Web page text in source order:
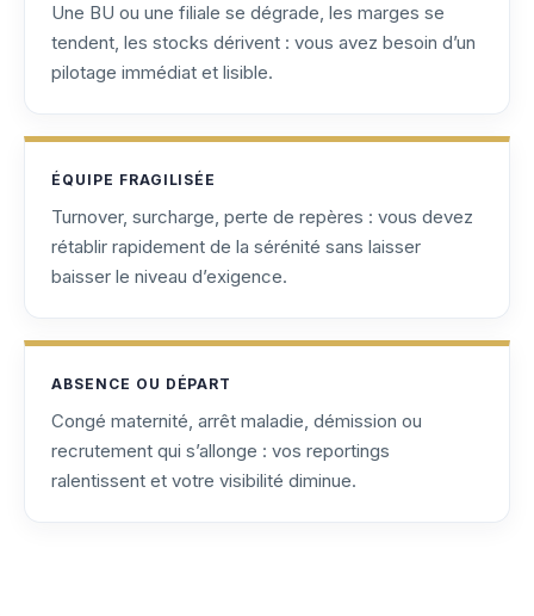
Une BU ou une filiale se dégrade, les marges se
tendent, les stocks dérivent : vous avez besoin d’un
pilotage immédiat et lisible.
ÉQUIPE FRAGILISÉE
Turnover, surcharge, perte de repères : vous devez
rétablir rapidement de la sérénité sans laisser
baisser le niveau d’exigence.
ABSENCE OU DÉPART
Congé maternité, arrêt maladie, démission ou
recrutement qui s’allonge : vos reportings
ralentissent et votre visibilité diminue.